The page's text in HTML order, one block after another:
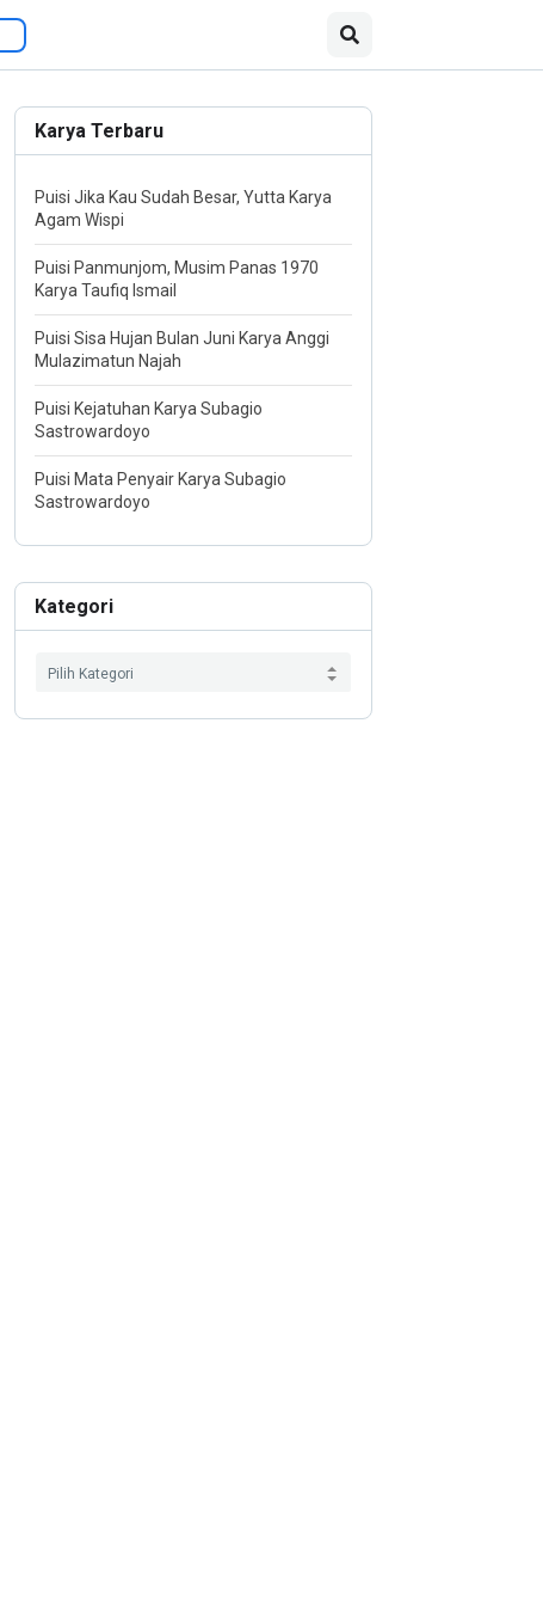
Karya Terbaru
Puisi Jika Kau Sudah Besar, Yutta Karya
Agam Wispi
Puisi Panmunjom, Musim Panas 1970
Karya Taufiq Ismail
Puisi Sisa Hujan Bulan Juni Karya Anggi
Mulazimatun Najah
Puisi Kejatuhan Karya Subagio
Sastrowardoyo
Puisi Mata Penyair Karya Subagio
Sastrowardoyo
Kategori